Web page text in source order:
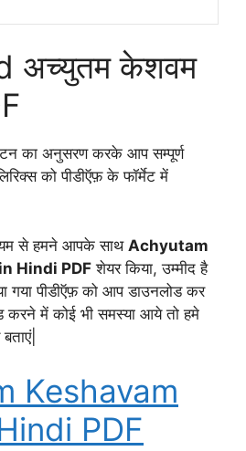
अच्युतम केशवम
का अनुसरण करके आप सम्पूर्ण
को पीडीऍफ़ के फॉर्मेट में
से हमने आपके साथ Achyutam
Hindi PDF शेयर किया, उम्मीद है
गया पीडीऍफ़ को आप डाउनलोड कर
करने में कोई भी समस्या आये तो हमे
Keshavam
PDF